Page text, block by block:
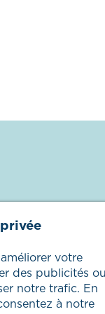
votre
des publicités
notre trafic. En
à notre